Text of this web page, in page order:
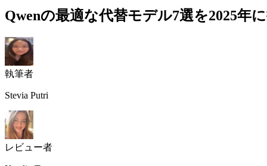
Qwenの最適な代替モデル7選を2025年
執筆者
Stevia Putri
レビュー者